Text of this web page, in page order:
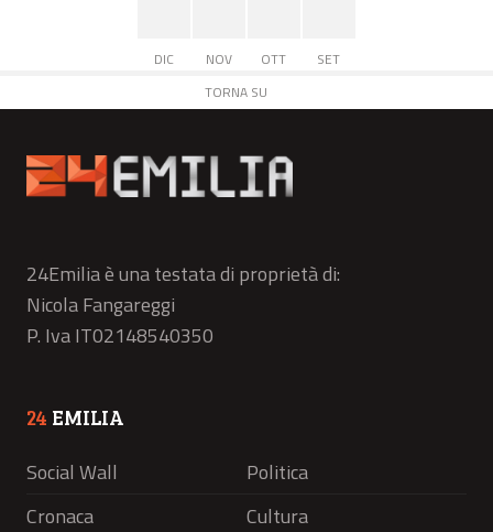
DIC NOV OTT
SET
TORNA SU
24Emilia è una testata di proprietà di:
Nicola Fangareggi
P. Iva IT02148540350
24 EMILIA
Social Wall
Politica
Cronaca
Cultura